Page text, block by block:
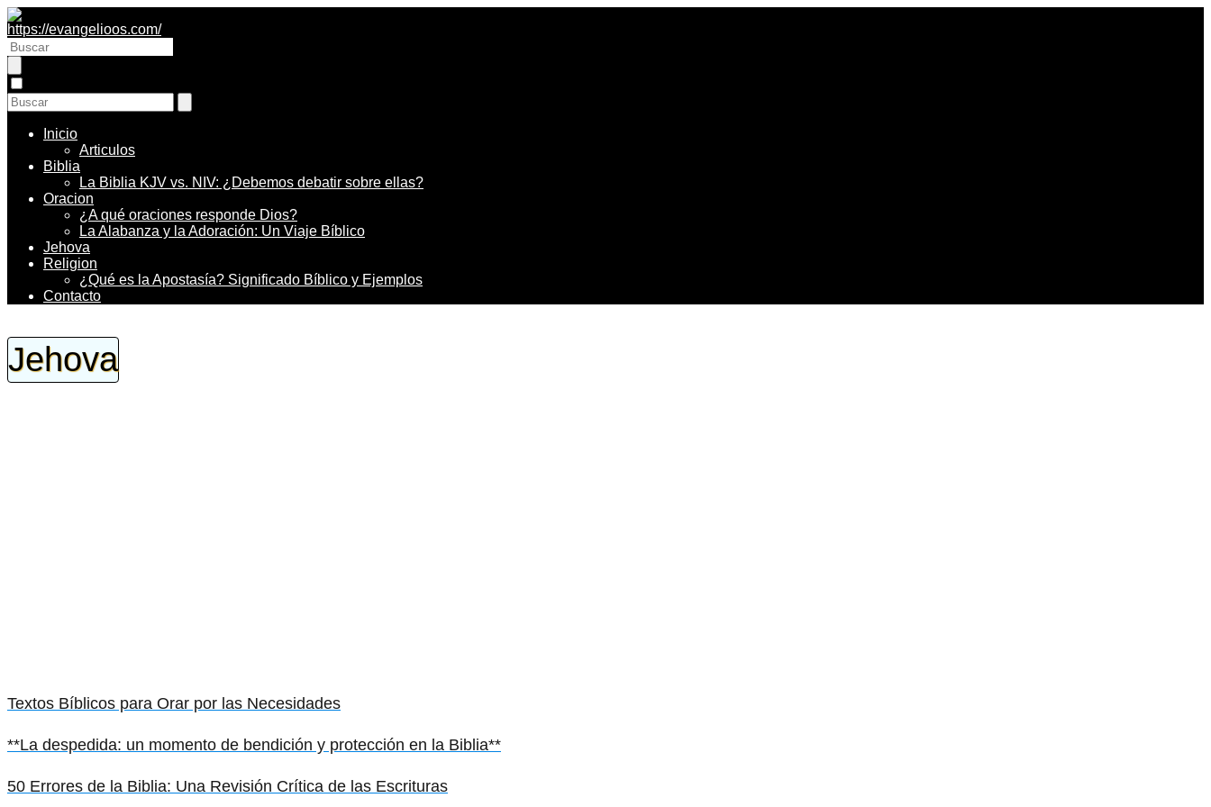
Inicio
Articulos
Biblia
La Biblia KJV vs. NIV: ¿Debemos debatir sobre ellas?
Oracion
¿A qué oraciones responde Dios?
La Alabanza y la Adoración: Un Viaje Bíblico
Jehova
Religion
¿Qué es la Apostasía? Significado Bíblico y Ejemplos
Contacto
Jehova
Textos Bíblicos para Orar por las Necesidades
**La despedida: un momento de bendición y protección en la Biblia**
50 Errores de la Biblia: Una Revisión Crítica de las Escrituras